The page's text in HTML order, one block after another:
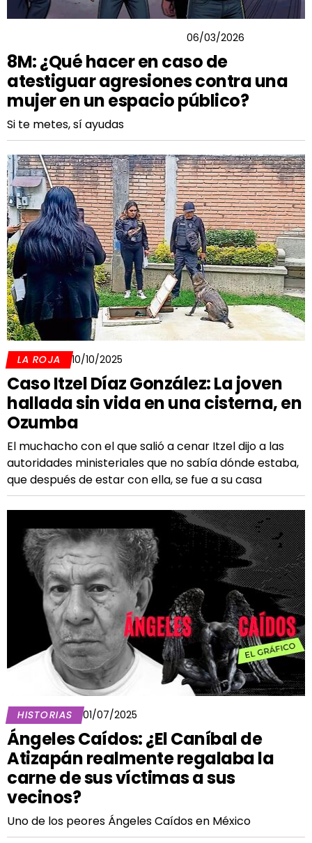
06/03/2026
8M: ¿Qué hacer en caso de
atestiguar agresiones contra una
mujer en un espacio público?
Si te metes, sí ayudas
LA ROJA 10/10/2025
Caso Itzel Díaz González: La joven
hallada sin vida en una cisterna, en
Ozumba
El muchacho con el que salió a cenar Itzel dijo a las
autoridades ministeriales que no sabía dónde estaba,
que después de estar con ella, se fue a su casa
HISTORIAS 01/07/2025
Ángeles Caídos: ¿El Caníbal de
Atizapán realmente regalaba la
carne de sus víctimas a sus
vecinos?
Uno de los peores Ángeles Caídos en México